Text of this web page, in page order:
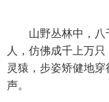
山野丛林中，八
人，仿佛成千上万只
灵猿，步姿矫健地
声。